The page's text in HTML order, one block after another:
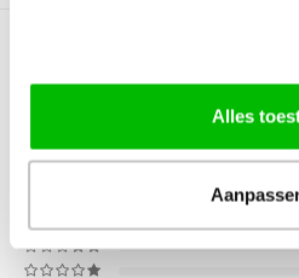
Alles
BEOORDELINGEN